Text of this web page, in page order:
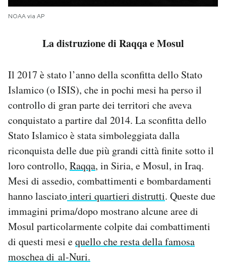
NOAA via AP
La distruzione di Raqqa e Mosul
Il 2017 è stato l’anno della sconfitta dello Stato
Islamico (o ISIS), che in pochi mesi ha perso il
controllo di gran parte dei territori che aveva
conquistato a partire dal 2014. La sconfitta dello
Stato Islamico è stata simboleggiata dalla
riconquista delle due più grandi città finite sotto il
loro controllo, Raqqa, in Siria, e Mosul, in Iraq.
Mesi di assedio, combattimenti e bombardamenti
hanno lasciatointeri quartieri distrutti. Queste due
immagini prima/dopo mostrano alcune aree di
Mosul particolarmente colpite dai combattimenti
di questi mesi equello che resta della famosa
moschea di al-Nuri.